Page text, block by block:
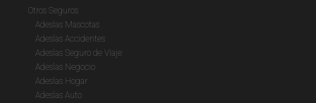
Otros Seguros
Adeslas Mascotas
Adeslas Accidentes
Adeslas Seguro de Viaje
Adeslas Negocio
Adeslas Hogar
Adeslas Auto